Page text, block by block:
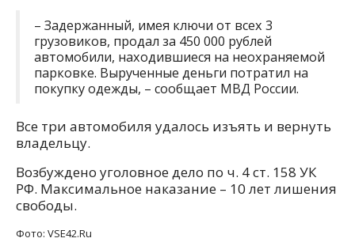
– Задержанный, имея ключи от всех 3
грузовиков, продал за 450 000 рублей
автомобили, находившиеся на неохраняемой
парковке. Вырученные деньги потратил на
покупку одежды, – сообщает МВД России.
Все три автомобиля удалось изъять и вернуть
владельцу.
Возбуждено уголовное дело по ч. 4 ст. 158 УК
РФ. Максимальное наказание – 10 лет лишения
свободы.
Фото: VSE42.Ru